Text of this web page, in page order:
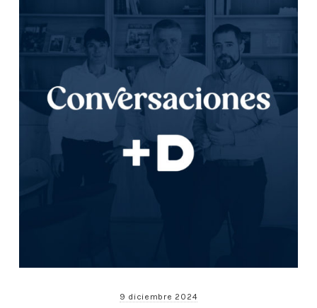
9 diciembre 2024